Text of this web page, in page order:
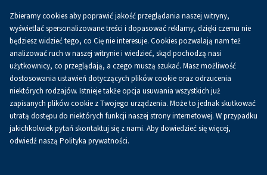
0.00 złKoszykPL
Strona główna O firmie Aktualności
Aktualności
Zbieramy cookies aby poprawić jakość przeglądania naszej witryny,
wyświetlać spersonalizowane treści i dopasować reklamy, dzięki czemu nie
będziesz widzieć tego, co Cię nie interesuje. Cookies pozwalają nam też
analizować ruch w naszej witrynie i wiedzieć, skąd pochodzą nasi
użytkownicy, co przeglądają, a czego muszą szukać. Masz możliwość
dostosowania ustawień dotyczących plików cookie oraz odrzucenia
niektórych rodzajów. Istnieje także opcja usuwania wszystkich już
zapisanych plików cookie z Twojego urządzenia. Może to jednak skutkować
utratą dostępu do niektórych funkcji naszej strony internetowej. W przypadku
jakichkolwiek pytań skontaktuj się z nami. Aby dowiedzieć się więcej,
odwiedź naszą Polityka prywatności.